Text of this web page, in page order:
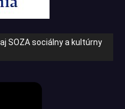
SOZA sociálny a kultúrny